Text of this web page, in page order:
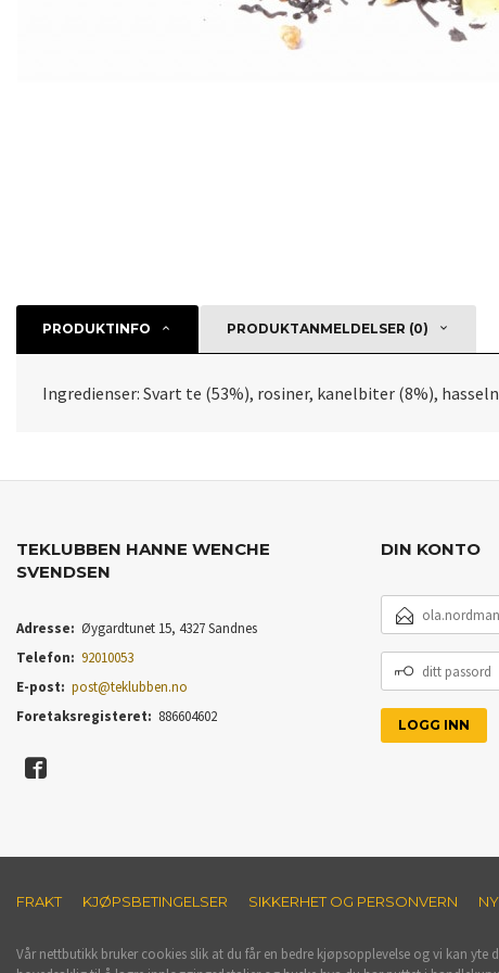
PRODUKTINFO PRODUKTANMELDELSER (0)
Ingredienser: Svart te (53%), rosiner, kanelbiter (8%),
TEKLUBBEN HANNE WENCHE
SVENDSEN
Adresse: Øygardtunet 15, 4327 Sandnes
Telefon: 92010053
E-post: post@teklubben.no
Foretaksregisteret: 886604602
DIN KONTO
POSTADRESSE
PASSORD
FRAKT KJØPSBETINGELSER SIKKERHET OG PERSONVERN
Vår nettbutikk bruker cookies slik at du får en bedre kjøpsopplevelse og vi kan yte